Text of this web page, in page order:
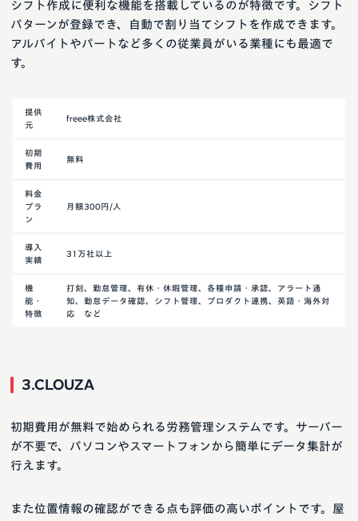
シフト作成に便利な機能を搭載しているのが特徴です。シフト
パターンが登録でき、自動で割り当てシフトを作成できます。
アルバイトやパートなど多くの従業員がいる業種にも最適で
す。
提供
元
freee株式会社
初期
費用
無料
料金
プラ
ン
月額300円/人
導入
実績
31万社以上
機
能・
特徴
打刻、勤怠管理、有休・休暇管理、各種申請・承認、アラート通
知、勤怠データ確認、シフト管理、プロダクト連携、英語・海外対
応 など
3.CLOUZA
初期費用が無料で始められる労務管理システムです。サーバー
が不要で、パソコンやスマートフォンから簡単にデータ集計が
行えます。
また位置情報の確認ができる点も評価の高いポイントです。屋